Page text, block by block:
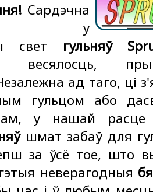
Сардэчна
у
свет гульняў
весялосць,
ад таго, ці
гульцом або
у нашай расце
шмат забаў для
за ўсё тое, што
неверагодныя